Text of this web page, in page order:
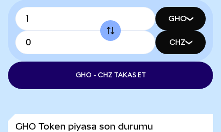
GHO
CHZ
GHO - CHZ TAKAS ET
GHO Token piyasa son durumu